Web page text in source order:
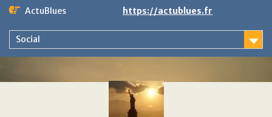
Skip
content
ActuBlues https://actublues.fr
Social